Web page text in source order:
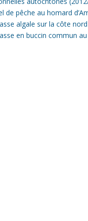
de pêche au homard
algale sur la côte
en buccin commun